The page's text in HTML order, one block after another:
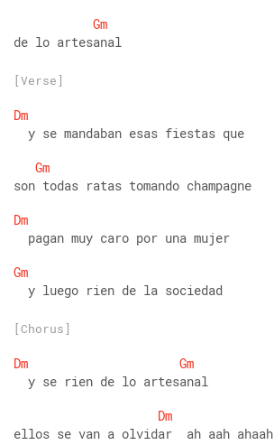
Gm
de lo artesanal
[Verse]
Dm
  y se mandaban esas fiestas que
Gm
son todas ratas tomando champagne
Dm
  pagan muy caro por una mujer
Gm
  y luego rien de la sociedad
[Chorus]
Dm
Gm
  y se rien de lo artesanal
Dm
ellos se van a olvidar  ah aah ahaah